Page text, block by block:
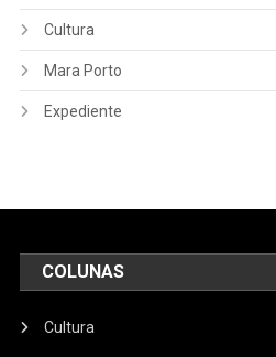
Cultura
Mara Porto
Expediente
COLUNAS
Cultura